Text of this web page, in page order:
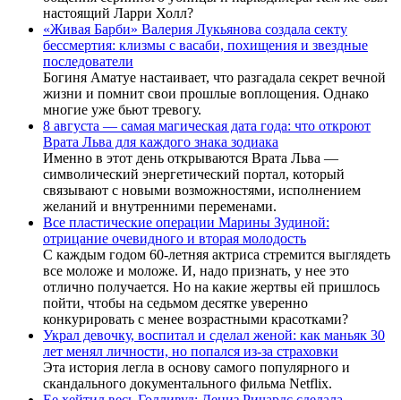
настоящий Ларри Холл?
«Живая Барби» Валерия Лукьянова создала секту
бессмертия: клизмы с васаби, похищения и звездные
последователи
Богиня Аматуе настаивает, что разгадала секрет вечной
жизни и помнит свои прошлые воплощения. Однако
многие уже бьют тревогу.
8 августа — самая магическая дата года: что откроют
Врата Льва для каждого знака зодиака
Именно в этот день открываются Врата Льва —
символический энергетический портал, который
связывают с новыми возможностями, исполнением
желаний и внутренними переменами.
Все пластические операции Марины Зудиной:
отрицание очевидного и вторая молодость
С каждым годом 60-летняя актриса стремится выглядеть
все моложе и моложе. И, надо признать, у нее это
отлично получается. Но на какие жертвы ей пришлось
пойти, чтобы на седьмом десятке уверенно
конкурировать с менее возрастными красотками?
Украл девочку, воспитал и сделал женой: как маньяк 30
лет менял личности, но попался из-за страховки
Эта история легла в основу самого популярного и
скандального документального фильма Netflix.